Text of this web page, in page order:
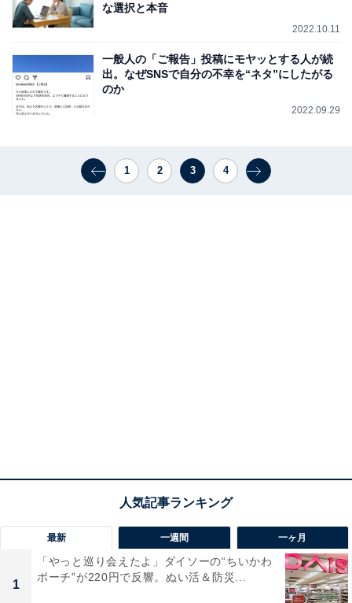
な選択と本音
2022.10.11
一般人の「ご報告」投稿にモヤッとする人が続
出。なぜSNSで自分の不幸を“ネタ”にしたがる
のか
2022.09.29
1 2 3 4
最新 一週間 一ヶ月
1
「やっと巡り会えたよ」ダイソーの“ちいかわ
ポーチ”が220円で反響。ぬい活＆防災...